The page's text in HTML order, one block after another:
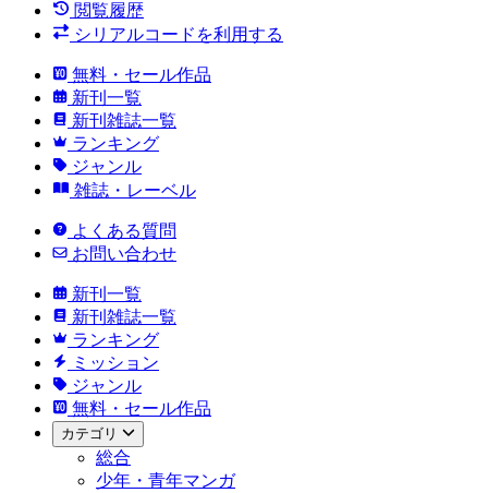
閲覧履歴
シリアルコードを利用する
無料・セール作品
新刊一覧
新刊雑誌一覧
ランキング
ジャンル
雑誌・レーベル
よくある質問
お問い合わせ
新刊一覧
新刊雑誌一覧
ランキング
ミッション
ジャンル
無料・セール作品
カテゴリ
総合
少年・青年マンガ